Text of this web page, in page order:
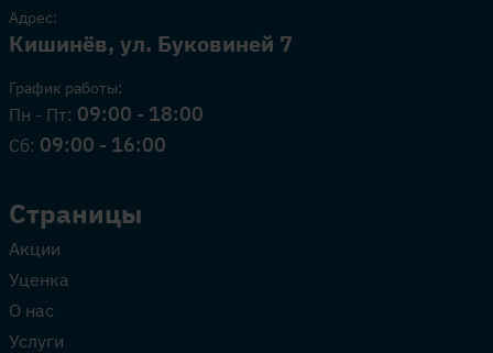
Адрес:
Кишинёв, ул. Буковиней 7
График работы:
Пн - Пт: 09:00 - 18:00
Сб: 09:00 - 16:00
Страницы
Акции
Уценка
О нас
Услуги